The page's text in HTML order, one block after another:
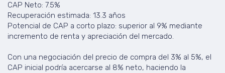
CAP Neto: 7.5%
Recuperación estimada: 13.3 años
Potencial de CAP a corto plazo: superior al 9% mediante
incremento de renta y apreciación del mercado.
Con una negociación del precio de compra del 3% al 5%, el
CAP inicial podría acercarse al 8% neto, haciendo la